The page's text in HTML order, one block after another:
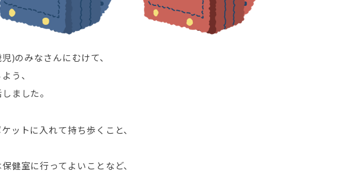
)のみなさんにむけて、
う、
ました。
ットに入れて持ち歩くこと、
健室に行ってよいことなど、